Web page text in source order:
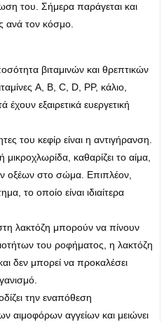
του. Σήμερα παράγεται και
ανά τον κόσμο.
βιταμινών και θρεπτικών
A, B, C, D, PP, κάλιο,
εξαιρετικά ευεργετική
του κεφίρ είναι η αντιγήρανση.
μικροχλωρίδα, καθαρίζει το αίμα,
οξέων στο σώμα. Επιπλέον,
το οποίο είναι ιδιαίτερα
λακτόζη μπορούν να πίνουν
του ροφήματος, η λακτόζη
δεν μπορεί να προκαλέσει
την εναπόθεση
αιμοφόρων αγγείων και μειώνει